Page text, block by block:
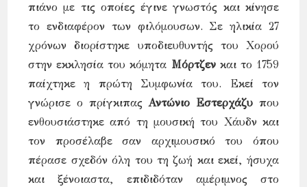
πιάνο με τις οποίες έγινε γνωστός και κίνησε
το ενδιαφέρον των φιλόμουσων. Σε ηλικία 27
χρόνων διορίστηκε υποδιευθυντής του Χορού
στην εκκλησία του κόμητα Μόρτζενκαι το 1759
παίχτηκε η πρώτη Συμφωνία του. Εκεί τον
γνώρισε ο πρίγκιπαςΑντώνιο Εστερχάζυ που
ενθουσιάστηκε από τη μουσική του Χάυδν και
τον προσέλαβε σαν αρχιμουσικό του όπου
πέρασε σχεδόν όλη του τη ζωή και εκεί, ήσυχα
και ξένοιαστα, επιδιδόταν αμέριμνος στο